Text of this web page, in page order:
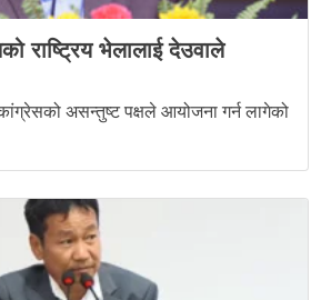
राष्ट्रिय भेलालाई देउवाले
असन्तुष्ट पक्षले आयोजना गर्न लागेको